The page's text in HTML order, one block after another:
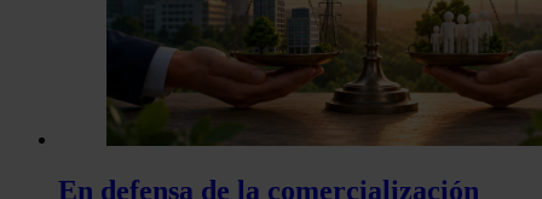
En defensa de la comercialización